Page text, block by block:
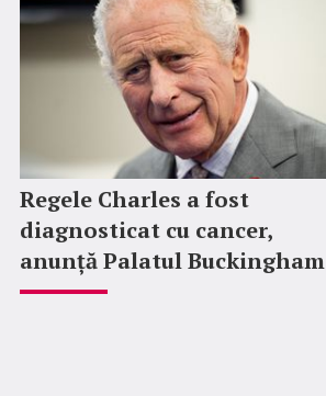
Regele Charles a fost
diagnosticat cu cancer,
anunță Palatul Buckingham